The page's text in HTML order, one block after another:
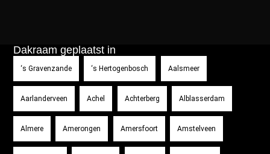
Dakraam geplaatst in
‘s Gravenzande ‘s Hertogenbosch Aalsmeer
Aarlanderveen Achel Achterberg Alblasserdam
Almere Amerongen Amersfoort Amstelveen